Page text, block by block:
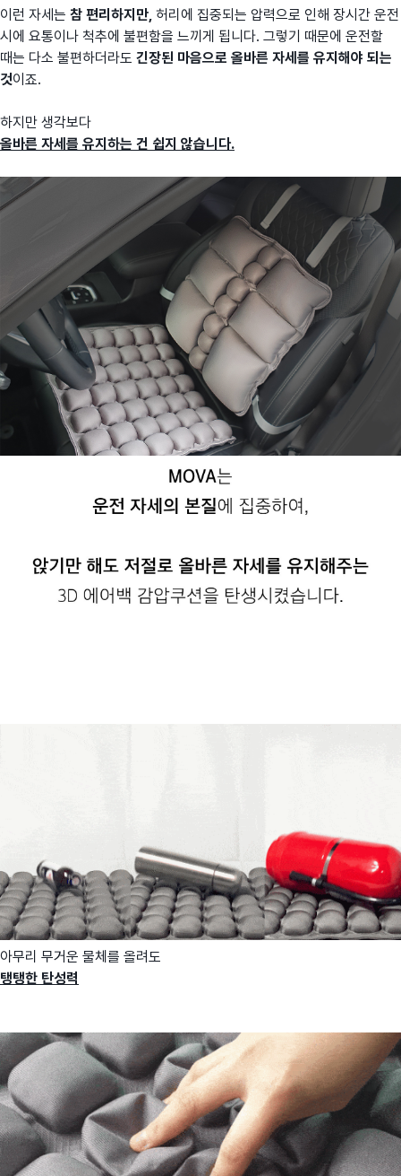
이런 자세는 참 편리하지만, 허리에 집중되는 압력으로 인해 장시간 운전
시에 요통이나 척추에 불편함을 느끼게 됩니다. 그렇기 때문에 운전할
때는 다소 불편하더라도 긴장된 마음으로 올바른 자세를 유지해야 되는
것이죠.
하지만 생각보다
올바른 자세를 유지하는 건 쉽지 않습니다.
아무리 무거운 물체를 올려도
탱탱한 탄성력